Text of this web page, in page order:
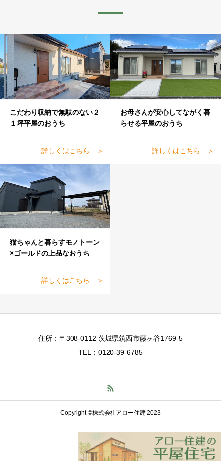
こだわり収納で無駄のない２
１坪平屋のおうち
詳しくはこちら ＞
お母さんが安心してながく暮
らせる平屋のおうち
詳しくはこちら ＞
猫ちゃんと暮らすモノトーン
×ゴールドの上品なおうち
詳しくはこちら ＞
住所：〒308-0112 茨城県筑西市藤ヶ谷1769-5
TEL：0120-39-6785
Copyright ©株式会社アロー住建 2023